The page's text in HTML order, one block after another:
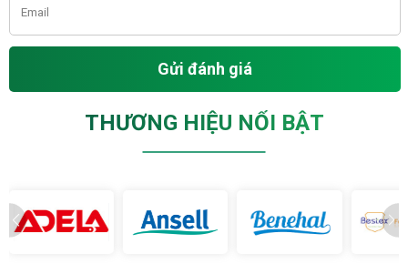
Gửi đánh giá
THƯƠNG HIỆU NỔI BẬT